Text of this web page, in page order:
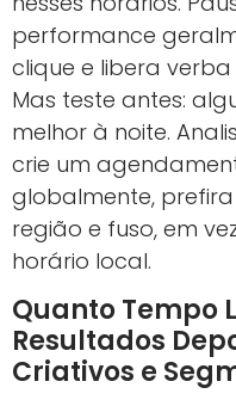
performance
clique e libera
Mas teste antes:
melhor à noite.
crie um
globalmente,
região e fuso, em
horário local.
Quanto Tempo
Resultados
Criativos e